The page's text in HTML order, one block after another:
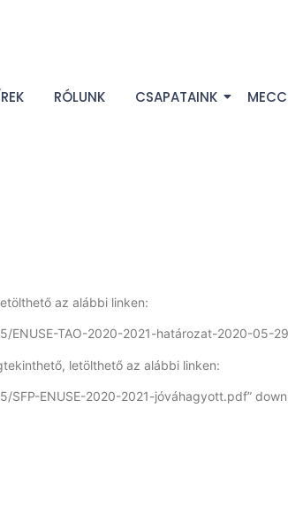
RÓLUNK CSAPATAINK
az alábbi linken:
TAO-2020-2021-határozat-2020-05-
letölthető az alábbi linken:
ENUSE-2020-2021-jóváhagyott.pdf”